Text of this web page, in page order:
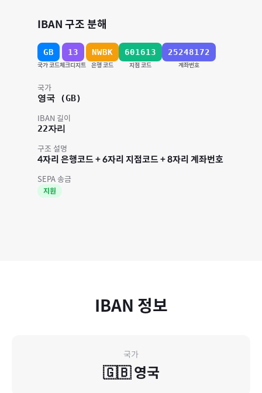
IBAN 구조 분해
GB
국가 코드
13
체크디지트
NWBK
은행 코드
601613
지점 코드
25248172
계좌번호
국가
영국 (GB)
IBAN 길이
22자리
구조 설명
4자리 은행코드 + 6자리 지점코드 + 8자리 계좌번호
SEPA 송금
지원
IBAN 정보
국가
🇬🇧 영국